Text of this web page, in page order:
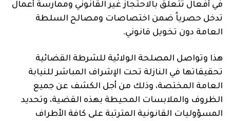
في أفعال تتعلق بالاحتجاز غير القانوني وممارسة أعمال
تدخل حصرياً ضمن اختصاصات ومصالح السلطة
العامة دون تخويل قانوني.
هذا وتواصل المصلحة الولائية للشرطة القضائية
تحقيقاتها في النازلة تحت الإشراف المباشر للنيابة
العامة المختصة، وذلك من أجل الكشف عن جميع
الظروف والملابسات المحيطة بهذه القضية، وتحديد
المسؤوليات القانونية المترتبة على كافة الأطراف